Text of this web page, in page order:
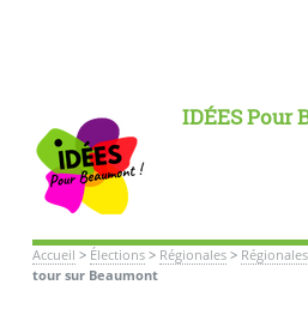
IDÉES Pour
Accueil > Élections> Régionales>
tour sur Beaumont